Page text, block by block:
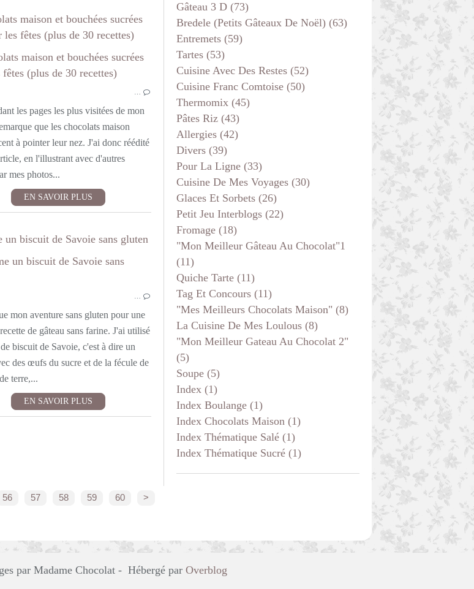
PÂTES RIZ
CUISINE AVEC DES RESTES
maison et bouchées sucrées
les fêtes (plus de 30 recettes)
PETITS FOURS ET MIGNARDISES
les pages les plus visitées de mon
que les chocolats maison
à pointer leur nez. J'ai donc réédité
en l'illustrant avec d'autres
mes photos...
EN SAVOIR PLUS
un biscuit de Savoie sans gluten
mon aventure sans gluten pour une
de gâteau sans farine. J'ai utilisé
biscuit de Savoie, c'est à dire un
des œufs du sucre et de la fécule de
terre,...
EN SAVOIR PLUS
GÂTEAUX - MOELLEUX
GÂTEAUX AU CHOCOLAT
MOELLEUX INDIVIDUELS ET MUFFINS
ALLERGIES
56 57 58 59 60 70
80
90
100
>
Gâteau 3 D (73)
Bredele (petits Gâteaux De Noël) (63)
Entremets (59)
Tartes (53)
Cuisine Avec Des Restes (52)
Cuisine Franc Comtoise (50)
Thermomix (45)
Pâtes Riz (43)
Allergies (42)
Divers (39)
Pour La Ligne (33)
Cuisine De Mes Voyages (30)
Glaces Et Sorbets (26)
Petit Jeu Interblogs (22)
Fromage (18)
"mon Meilleur Gâteau Au Chocolat"1
(11)
Quiche Tarte (11)
Tag Et Concours (11)
"mes Meilleurs Chocolats Maison" (8)
La Cuisine De Mes Loulous (8)
"mon Meilleur Gateau Au Chocolat 2"
(5)
Soupe (5)
Index (1)
Index Boulange (1)
Index Chocolats Maison (1)
Index Thématique Salé (1)
Index Thématique Sucré (1)
par Madame Chocolat - Hébergé par Overblog